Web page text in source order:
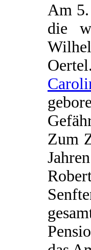
Am
die
Zum